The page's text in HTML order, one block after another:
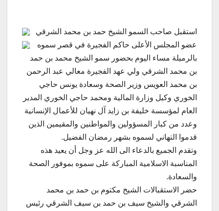
استقبل صاحب السمو الشيخ حمد بن محمد الشرقي
عضو المجلس الأعلى حاكم الفجيرة في قصر سموه
بالرميلة مساء اليوم بحضور سمو الشيخ محمد بن حمد
بن محمد الشرقي ولي عهد الفجيرة معالي عبد الرحمن
بن محمد العويس وزير الصحة وسعادة يونس حاجي
الخوري وكيل وزارة المالية ومحمد حاجي الخوري المدير
العام لمؤسسة خليفة بن زايد آل نهيان للأعمال الإنسانية
وعدد من كبار المسؤولين والمواطنين والمقيمين الذين
قدموا التهاني لسموه بشهر رمضان الفضيل.
وتقدم الجميع بالدعاء الى الله عز وجل أن يعيد هذه
المناسبة الاسلامية المباركة على سموه بموفور الصحة
والسعادة.
حضر الاستقبالات الشيخ مكتوم بن حمد بن محمد
الشرقي والشيخ سيف بن حمد بن سيف الشرقي رئيس